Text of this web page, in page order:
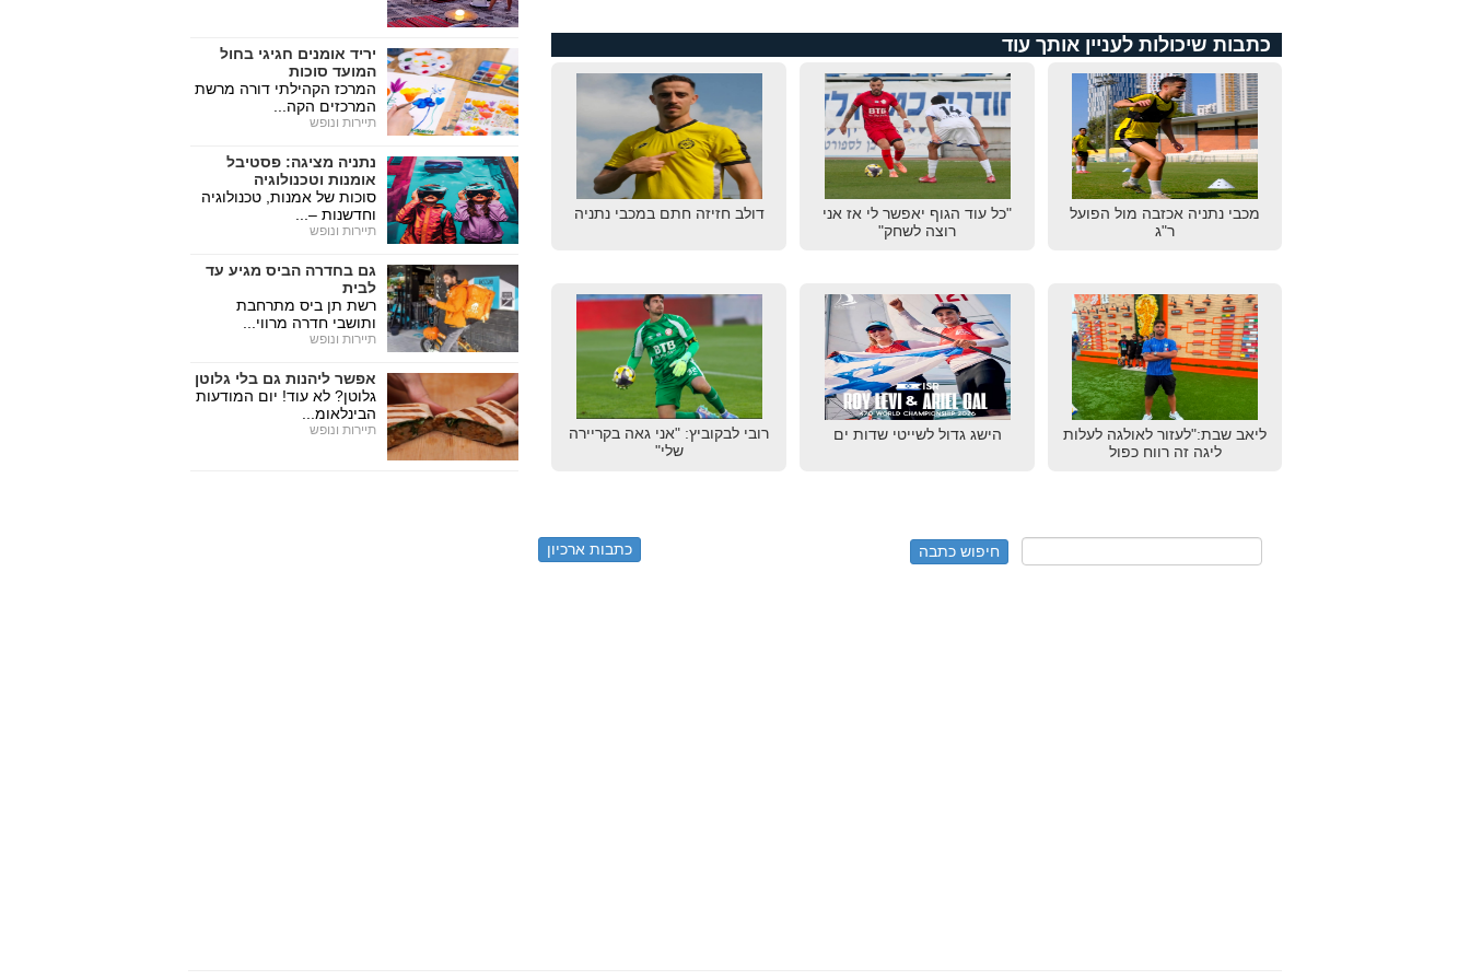
כתבות שיכולות לעניין אותך עוד
מכבי נתניה אכזבה מול הפועל
ר"ג
"כל עוד הגוף יאפשר לי אז אני
רוצה לשחק"
דולב חזיזה חתם במכבי נתניה
ליאב שבת:"לעזור לאולגה לעלות
ליגה זה רווח כפול
הישג גדול לשייטי שדות ים
רובי לבקוביץ: "אני גאה בקריירה
שלי"
כתבות ארכיון
יריד אומנים חגיגי בחול
המועד סוכות
המרכז הקהילתי דורה מרשת
המרכזים הקה...
תיירות ונופש
נתניה מציגה: פסטיבל
אומנות וטכנולוגיה
סוכות של אמנות, טכנולוגיה
וחדשנות –...
תיירות ונופש
גם בחדרה הביס מגיע עד
לבית
רשת תן ביס מתרחבת
ותושבי חדרה מרווי...
תיירות ונופש
אפשר ליהנות גם בלי גלוטן
גלוטן? לא עוד! יום המודעות
הבינלאומ...
תיירות ונופש